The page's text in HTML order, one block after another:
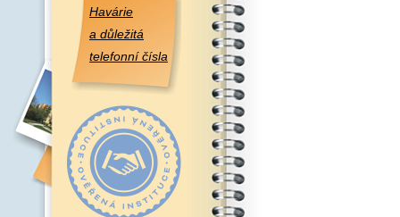
Havárie
a důležitá
telefonní čísla